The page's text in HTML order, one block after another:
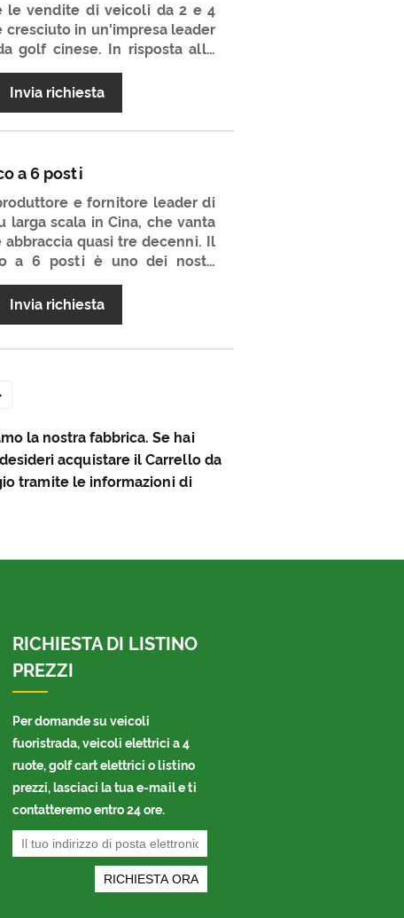
le vendite di veicoli da 2 e 4
cresciuto in un'impresa leader
golf cinese. In risposta alle
di più, Luckyram ha
golf elettrico a 4 posti con
Luckyram è in una buona
servizi post -vendita. Non
il tuo partner a lungo termine
Invia richiesta
a 6 posti
e fornitore leader di
scala in Cina, che vanta
quasi tre decenni. Il
a 6 posti è uno dei nostri
di qualità inferiore al
e un prezzo molto
Invia richiesta
la nostra fabbrica. Se hai
acquistare il Carrello da
tramite le informazioni di
RICHIESTA DI LISTINO
PREZZI
Per domande su veicoli
fuoristrada, veicoli elettrici a 4
ruote, golf cart elettrici o listino
prezzi, lasciaci la tua e-mail e ti
contatteremo entro 24 ore.